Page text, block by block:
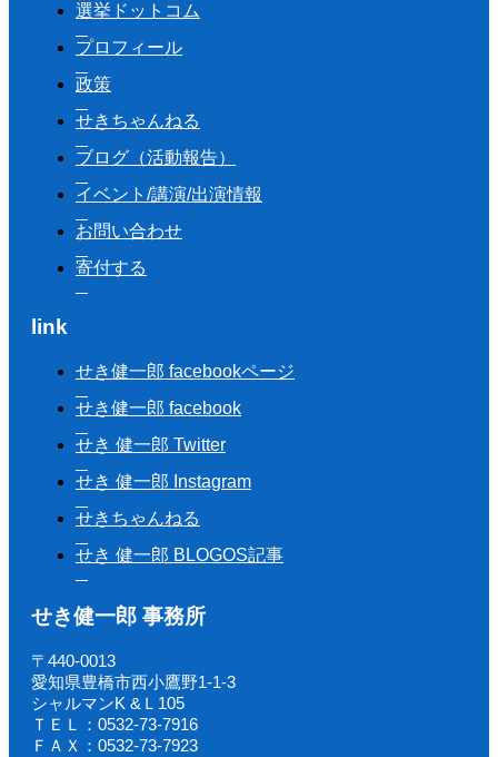
選挙ドットコム
プロフィール
政策
せきちゃんねる
ブログ（活動報告）
イベント/講演/出演情報
お問い合わせ
寄付する
link
せき健一郎 facebookページ
せき健一郎 facebook
せき 健一郎 Twitter
せき 健一郎 Instagram
せきちゃんねる
せき 健一郎 BLOGOS記事
せき健一郎 事務所
〒440-0013
愛知県豊橋市西小鷹野1-1-3
シャルマンK &Ｌ105
ＴＥＬ：0532-73-7916
ＦＡＸ：0532-73-7923